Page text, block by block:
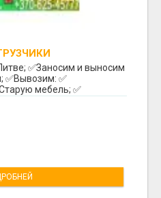
✅️Заносим и выносим
✅️Вывозим: ✅️
мебель; ✅️